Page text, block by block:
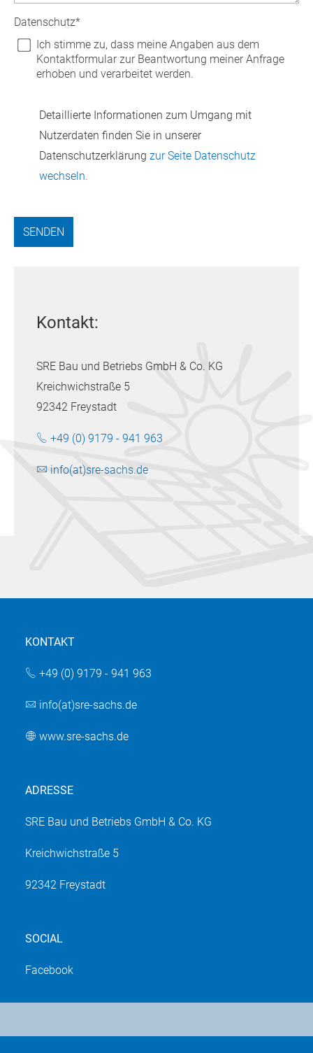
Datenschutz*
Ich stimme zu, dass meine Angaben aus dem
Kontaktformular zur Beantwortung meiner Anfrage
erhoben und verarbeitet werden.
Detaillierte Informationen zum Umgang mit
Nutzerdaten finden Sie in unserer
Datenschutzerklärung zur Seite Datenschutz
wechseln.
Kontakt:
SRE Bau und Betriebs GmbH & Co. KG
Kreichwichstraße 5
92342 Freystadt
+49 (0) 9179 - 941 963
info(at)sre-sachs.de
KONTAKT
+49 (0) 9179 - 941 963
info(at)sre-sachs.de
www.sre-sachs.de
ADRESSE
SRE Bau und Betriebs GmbH & Co. KG
Kreichwichstraße 5
92342 Freystadt
SOCIAL
Facebook